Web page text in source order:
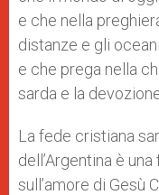
e che nella
distanze e gli
e che prega nella
sarda e la
La fede cristiana
dell’Argentina è
sull’amore di Gesù